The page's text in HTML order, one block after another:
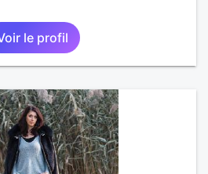
le profil